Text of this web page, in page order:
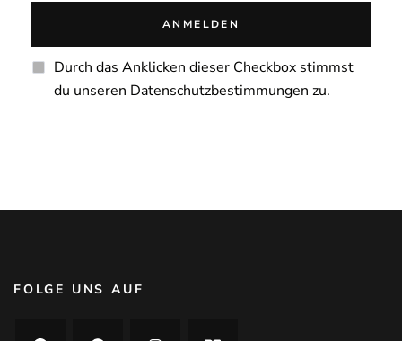
Durch das Anklicken dieser Checkbox stimmst
du unseren Datenschutzbestimmungen zu.
FOLGE UNS AUF